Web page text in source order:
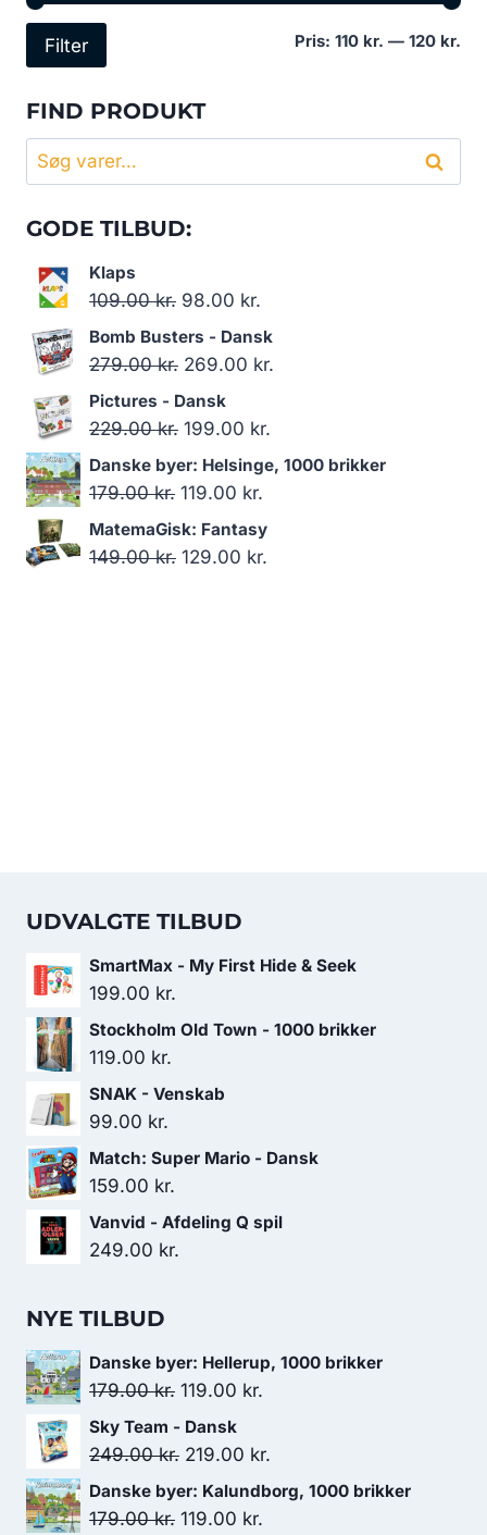
Filter Pris: 110 kr. — 120 kr.
FIND PRODUKT
Søg
efter:
Søg
GODE TILBUD:
Klaps
109.00kr. Den
oprindelige
pris
109.00 kr..
98.00 kr.
aktuelle
pris
Bomb Busters - Dansk
279.00kr. Den
oprindelige
pris
279.00 kr..
269.00 kr.
269.00 kr..
Pictures - Dansk
229.00kr. Den
oprindelige
pris
229.00 kr..
199.00 kr.
aktuelle
Danske byer: Helsinge, 1000 brikker
179.00kr. Den
oprindelige
pris
119.00 kr.
aktuelle
pris
MatemaGisk: Fantasy
149.00kr. Den
129.00 kr.
UDVALGTE TILBUD
SmartMax - My First Hide & Seek
199.00 kr.
Stockholm Old Town - 1000 brikker
119.00 kr.
SNAK - Venskab
99.00 kr.
Match: Super Mario - Dansk
159.00 kr.
Vanvid - Afdeling Q spil
249.00 kr.
NYE TILBUD
Danske byer: Hellerup, 1000 brikker
179.00kr. Den
oprindelige
pris
179.00 kr..
119.00 kr.
pris
119.00 kr..
Sky Team - Dansk
249.00kr. Den
oprindelige
pris
219.00 kr.
aktuelle
Danske byer: Kalundborg, 1000 brikker
179.00kr. Den
119.00 kr.